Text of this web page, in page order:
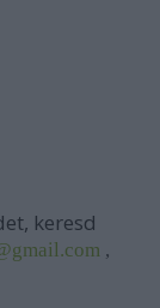
keresd
,